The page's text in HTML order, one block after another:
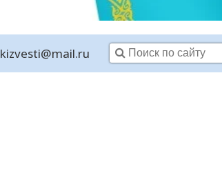
kizvesti@mail.ru